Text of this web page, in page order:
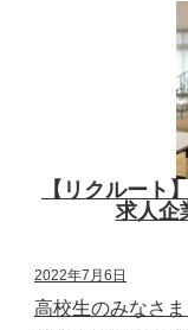
【リクルート
求人企
2022年7月6日
高校生のみなさ